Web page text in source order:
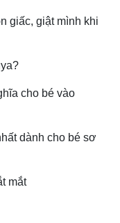
giấc, giật mình khi
cho bé vào
dành cho bé sơ
mắt